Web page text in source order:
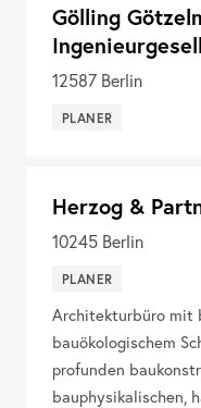
Gölling
12587 Berlin
PLANER
Herzog &
10245 Berlin
PLANER
Architekturbüro mit
bauökologischem
profunden
bauphysikalischen,